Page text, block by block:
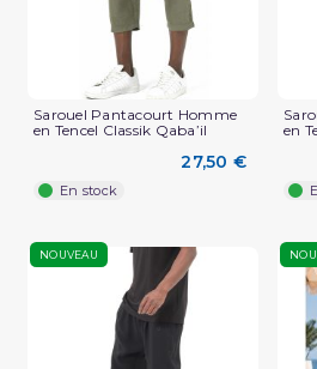
Sarouel Pantacourt Homme
en Tencel Classik Qaba’il
27,50 €
En stock
en
NOUVEAU